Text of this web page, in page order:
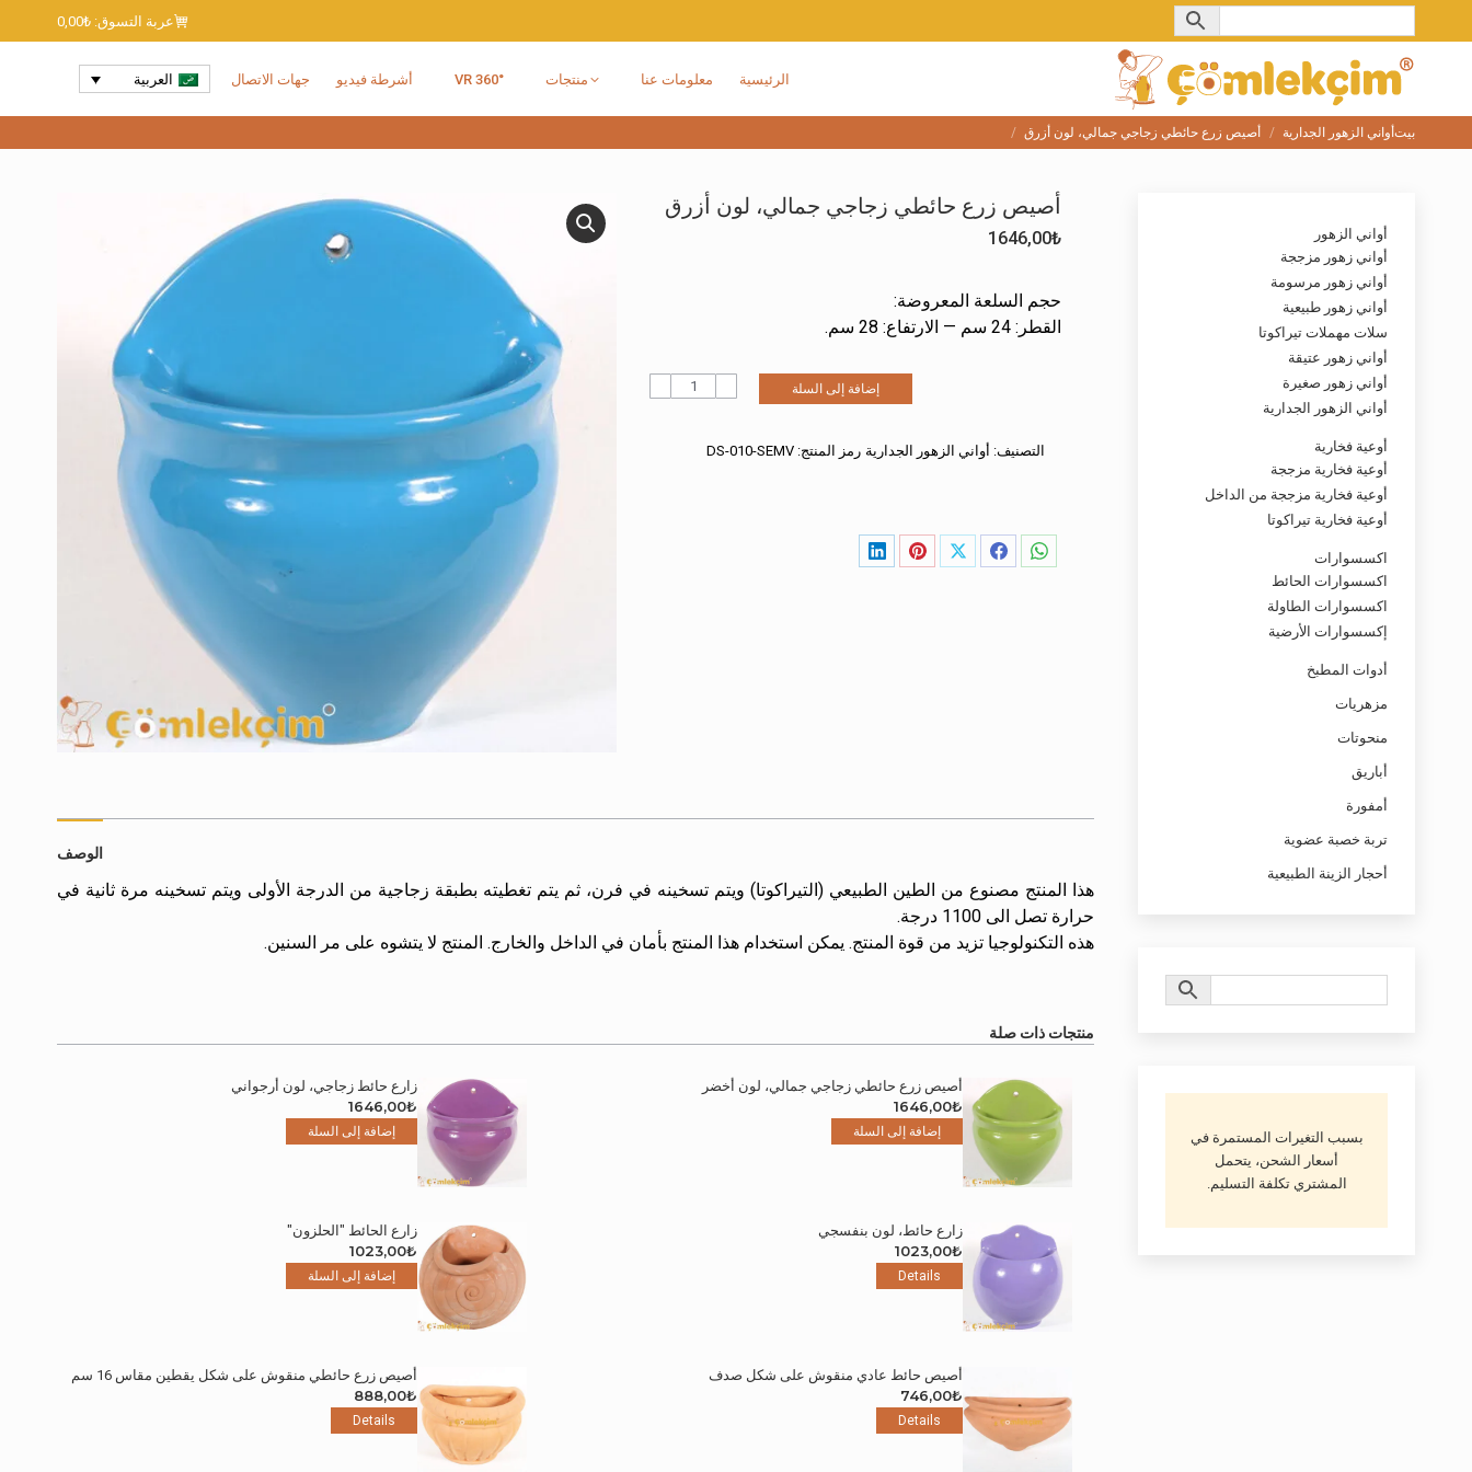
عربة التسوق: 0,00₺
الرئيسية معلومات عنا منتجات 360° VR أشرطة فيديو جهات الاتصال العربية
You are here:
بيت أواني الزهور الجدارية أصيص زرع حائطي زجاجي جمالي، لون أزرق
أصيص زرع حائطي زجاجي جمالي، لون أزرق
1646,00₺
حجم السلعة المعروضة:
القطر: 24 سم — الارتفاع: 28 سم.
كمية
أصيص
حائطي
زجاجي
جمالي،
أزرق
إضافة إلى السلة
التصنيف: أواني الزهور الجدارية رمز المنتج: DS-010-SEMV
Share
الوصف
هذا المنتج مصنوع من الطين الطبيعي (التيراكوتا) ويتم تسخينه في فرن، ثم يتم تغطيته بطبقة زجاجية من الدرجة الأولى ويتم تسخينه مرة ثانية في
حرارة تصل الى 1100 درجة.
هذه التكنولوجيا تزيد من قوة المنتج. يمكن استخدام هذا المنتج بأمان في الداخل والخارج. المنتج لا يتشوه على مر السنين.
منتجات ذات صلة
أصيص زرع حائطي زجاجي جمالي، لون أخضر
1646,00₺
إضافة إلى السلة
زارع حائط زجاجي، لون أرجواني
1646,00₺
إضافة إلى السلة
زارع حائط، لون بنفسجي
1023,00₺
Details
زارع الحائط "الحلزون"
1023,00₺
إضافة إلى السلة
أصيص حائط عادي منقوش على شكل صدف
746,00₺
Details
أصيص زرع حائطي منقوش على شكل يقطين مقاس 16 سم
888,00₺
Details
أواني الزهور
أواني زهور مزججة
أواني زهور مرسومة
أواني زهور طبيعية
سلات مهملات تيراكوتا
أواني زهور عتيقة
أواني زهور صغيرة
أواني الزهور الجدارية
أوعية فخارية
أوعية فخارية مزججة
أوعية فخارية مزججة من الداخل
أوعية فخارية تيراكوتا
اكسسوارات
اكسسوارات الحائط
اكسسوارات الطاولة
إكسسوارات الأرضية
أدوات المطبخ
مزهريات
منحوتات
أباريق
أمفورة
تربة خصبة عضوية
أحجار الزينة الطبيعية
بسبب التغيرات المستمرة في
أسعار الشحن، يتحمل
المشتري تكلفة التسليم.